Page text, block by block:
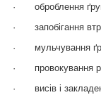
·
оброблення
·
запобігання
·
мульчування
·
провокування
·
висів і